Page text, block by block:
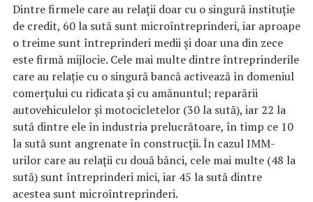
Dintre firmele care au relații doar cu o singură instituție
de credit, 60 la sută sunt microîntreprinderi, iar aproape
o treime sunt întreprinderi medii și doar una din zece
este firmă mijlocie. Cele mai multe dintre întreprinderile
care au relație cu o singură bancă activează în domeniul
comerțului cu ridicata și cu amănuntul; reparării
autovehiculelor și motocicletelor (30 la sută), iar 22 la
sută dintre ele în industria prelucrătoare, în timp ce 10
la sută sunt angrenate în construcții. În cazul IMM-
urilor care au relații cu două bănci, cele mai multe (48 la
sută) sunt întreprinderi mici, iar 45 la sută dintre
acestea sunt microîntreprinderi.